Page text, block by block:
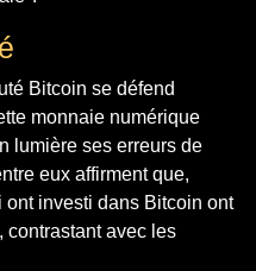
Bitcoin se défend
monnaie numérique
lumière ses erreurs de
eux affirment que,
investi dans Bitcoin ont
contrastant avec les